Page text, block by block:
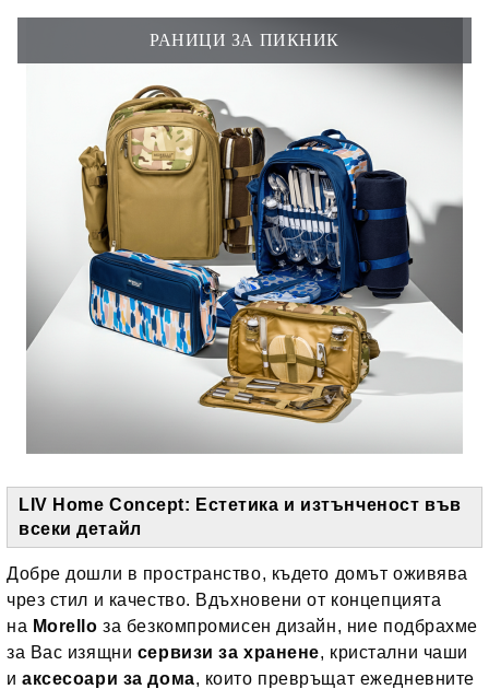
РАНИЦИ ЗА ПИКНИК
LIV Home Concept: Естетика и изтънченост във
всеки детайл
Добре дошли в пространство, където домът оживява
чрез стил и качество. Вдъхновени от концепцията
на Morello за безкомпромисен дизайн, ние подбрахме
за Вас изящни сервизи за хранене, кристални чаши
иаксесоари за дома, които превръщат ежедневните